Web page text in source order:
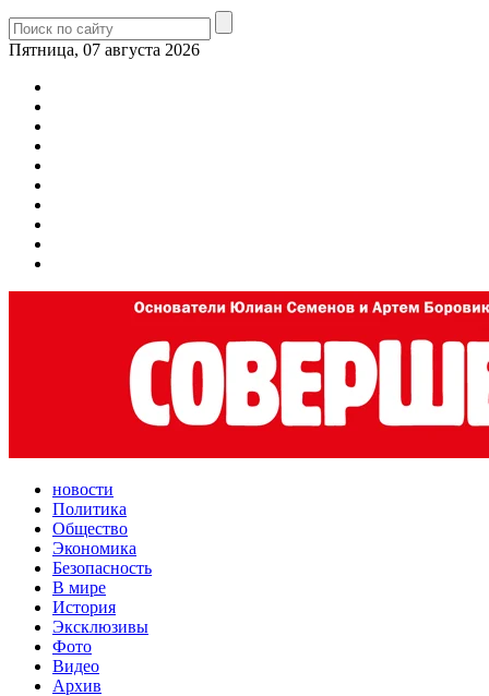
Пятница, 07 августа 2026
новости
Политика
Общество
Экономика
Безопасность
В мире
История
Эксклюзивы
Фото
Видео
Архив